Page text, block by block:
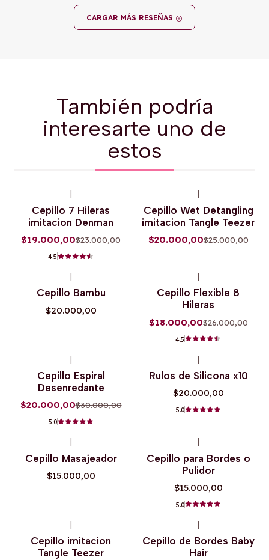
CARGAR MÁS RESEÑAS
También podría
interesarte uno de
estos
Agotado
|
Cepillo 7 Hileras
imitacion Denman
$19.000,00$23.000,00
4.5
Agotado
|
Cepillo Wet Detangling
imitacion Tangle Teezer
$20.000,00$25.000,00
Cepillo Bambu
$20.000,00
Cepillo Flexible 8
Hileras
$18.000,00$26.000,00
4.5
Cepillo Espiral
Desenredante
$20.000,00$30.000,00
5.0
Rulos de Silicona x10
$20.000,00
5.0
Cepillo Masajeador
$15.000,00
Cepillo para Bordes o
Pulidor
$15.000,00
5.0
Agotado
Cepillo imitacion
Tangle Teezer
Cepillo de Bordes Baby
Hair